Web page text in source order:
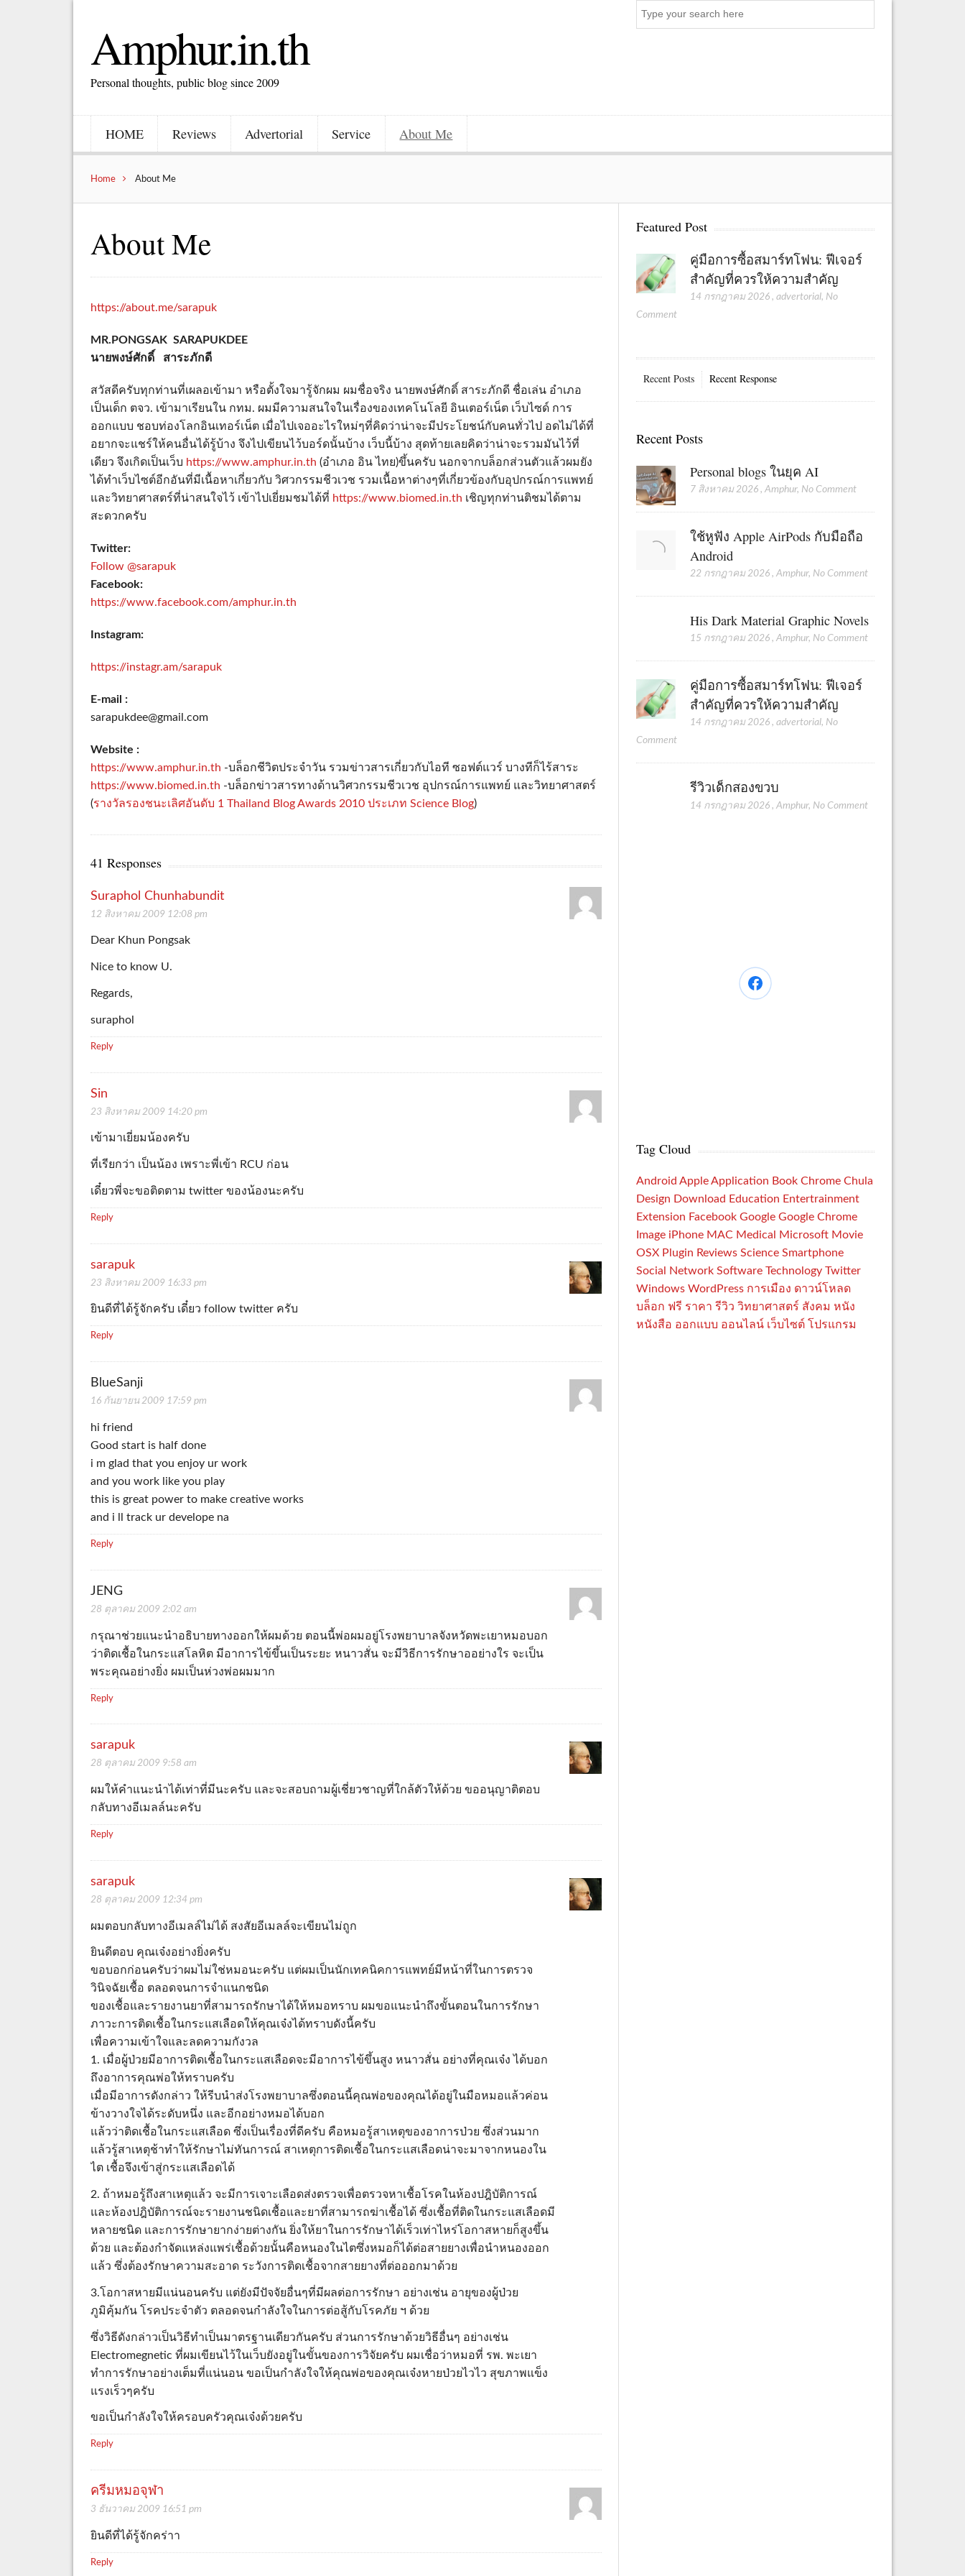
Amphur.in.th
Personal thoughts, public blog since 2009
e
HOME Reviews Advertorial Service About Me
Home About Me
About Me
https://about.me/sarapuk
MR.PONGSAK SARAPUKDEE
นายพงษ์ศักดิ์ สาระภักดี
สวัสดีครับทุกท่านที่เผลอเข้ามา หรือตั้งใจมารู้จักผม ผมชื่อจริง นายพงษ์ศักดิ์ สาระภักดี ชื่อเล่น อำเภอ
เป็นเด็ก ตจว. เข้ามาเรียนใน กทม. ผมมีความสนใจในเรื่องของเทคโนโลยี อินเตอร์เน็ต เว็บไซด์ การ
ออกแบบ ชอบท่องโลกอินเทอร์เน็ต เมื่อไปเจออะไรใหม่ๆที่คิดว่าน่าจะมีประโยชน์กับคนทั่วไป อดไม่ได้ที่
อยากจะแชร์ให้คนอื่นได้รู้บ้าง จึงไปเขียนไว้บอร์ดนั้นบ้าง เว็บนี้บ้าง สุดท้ายเลยคิดว่าน่าจะรวมมันไว้ที่
เดียว จึงเกิดเป็นเว็บ https://www.amphur.in.th (อำเภอ อิน ไทย)ขึ้นครับ นอกจากบล็อกส่วนตัวแล้วผมยัง
ได้ทำเว็บไซต์อีกอันที่มีเนื้อหาเกี่ยวกับ วิศวกรรมชีวเวช รวมเนื้อหาต่างๆที่เกี่ยวข้องกับอุปกรณ์การแพทย์
และวิทยาศาสตร์ที่น่าสนใจไว้ เข้าไปเยี่ยมชมได้ที่ https://www.biomed.in.th เชิญทุกท่านติชมได้ตาม
สะดวกครับ
Twitter:
Follow @sarapuk
Facebook:
https://www.facebook.com/amphur.in.th
Instagram:
https://instagr.am/sarapuk
E-mail :
sarapukdee@gmail.com
Website :
https://www.amphur.in.th -บล็อกชีวิตประจำวัน รวมข่าวสารเกี่ยวกับไอที ซอฟต์แวร์ บางทีก็ไร้สาระ
https://www.biomed.in.th -บล็อกข่าวสารทางด้านวิศวกรรมชีวเวช อุปกรณ์การแพทย์ และวิทยาศาสตร์
(รางวัลรองชนะเลิศอันดับ 1 Thailand Blog Awards 2010 ประเภท Science Blog)
41 Responses
Suraphol Chunhabundit
12 สิงหาคม 2009 12:08 pm
Dear Khun Pongsak
Nice to know U.
Regards,
suraphol
Reply
Sin
23 สิงหาคม 2009 14:20 pm
เข้ามาเยี่ยมน้องครับ
ที่เรียกว่า เป็นน้อง เพราะพี่เข้า RCU ก่อน
เดี๋ยวพี่จะขอติดตาม twitter ของน้องนะครับ
Reply
sarapuk
23 สิงหาคม 2009 16:33 pm
ยินดีที่ได้รู้จักครับ เดี๋ยว follow twitter ครับ
Reply
BlueSanji
16 กันยายน 2009 17:59 pm
hi friend
Good start is half done
i m glad that you enjoy ur work
and you work like you play
this is great power to make creative works
and i ll track ur develope na
Reply
JENG
28 ตุลาคม 2009 2:02 am
กรุณาช่วยแนะนำอธิบายทางออกให้ผมด้วย ตอนนี้พ่อผมอยู่โรงพยาบาลจังหวัดพะเยาหมอบอก
ว่าติดเชื้อในกระแสโลหิต มีอาการไข้ขึ้นเป็นระยะ หนาวสั่น จะมีวิธีการรักษาออย่างใร จะเป็น
พระคุณอย่างยิ่ง ผมเป็นห่วงพ่อผมมาก
Reply
sarapuk
28 ตุลาคม 2009 9:58 am
ผมให้คำแนะนำได้เท่าที่มีนะครับ และจะสอบถามผู้เชี่ยวชาญที่ใกล้ตัวให้ด้วย ขออนุญาติตอบ
กลับทางอีเมลล์นะครับ
Reply
sarapuk
28 ตุลาคม 2009 12:34 pm
ผมตอบกลับทางอีเมลล์ไม่ได้ สงสัยอีเมลล์จะเขียนไม่ถูก
ยินดีตอบ คุณเจ๋งอย่างยิ่งครับ
ขอบอกก่อนครับว่าผมไม่ใช่หมอนะครับ แต่ผมเป็นนักเทคนิคการแพทย์มีหน้าที่ในการตรวจ
วินิจฉัยเชื้อ ตลอดจนการจำแนกชนิด
ของเชื้อและรายงานยาที่สามารถรักษาได้ให้หมอทราบ ผมขอแนะนำถึงขั้นตอนในการรักษา
ภาวะการติดเชื้อในกระแสเลือดให้คุณเจ๋งได้ทราบดังนี้ครับ
เพื่อความเข้าใจและลดความกังวล
1. เมื่อผู้ป่วยมีอาการติดเชื้อในกระแสเลือดจะมีอาการไข้ขึ้นสูง หนาวสั่น อย่างที่คุณเจ๋ง ได้บอก
ถึงอาการคุณพ่อให้ทราบครับ
เมื่อมีอาการดังกล่าว ให้รีบนำส่งโรงพยาบาลซึ่งตอนนี้คุณพ่อของคุณได้อยู่ในมือหมอแล้วค่อน
ข้างวางใจได้ระดับหนึ่ง และอีกอย่างหมอได้บอก
แล้วว่าติดเชื้อในกระแสเลือด ซึ่งเป็นเรื่องที่ดีครับ คือหมอรู้สาเหตุของอาการป่วย ซึ่งส่วนมาก
แล้วรู้สาเหตุช้าทำให้รักษาไม่ทันการณ์ สาเหตุการติดเชื้อในกระแสเลือดน่าจะมาจากหนองใน
ไต เชื้อจึงเข้าสู่กระแสเลือดได้
2. ถ้าหมอรู้ถึงสาเหตุแล้ว จะมีการเจาะเลือดส่งตรวจเพื่อตรวจหาเชื้อโรคในห้องปฎิบัติการณ์
และห้องปฎิบัติการณ์จะรายงานชนิดเชื้อและยาที่สามารถฆ่าเชื้อได้ ซึ่งเชื้อที่ติดในกระแสเลือดมี
หลายชนิด และการรักษายากง่ายต่างกัน ยิ่งให้ยาในการรักษาได้เร็วเท่าไหร่โอกาสหายก็สูงขึ้น
ด้วย และต้องกำจัดแหล่งแพร่เชื้อด้วยนั้นคือหนองในไตซึ่งหมอก็ได้ต่อสายยางเพื่อนำหนองออก
แล้ว ซึ่งต้องรักษาความสะอาด ระวังการติดเชื้อจากสายยางที่ต่อออกมาด้วย
3.โอกาสหายมีแน่นอนครับ แต่ยังมีปัจจัยอื่นๆที่มีผลต่อการรักษา อย่างเช่น อายุของผู้ป่วย
ภูมิคุ้มกัน โรคประจำตัว ตลอดจนกำลังใจในการต่อสู้กับโรคภัย ฯ ด้วย
ซึ่งวิธีดังกล่าวเป็นวิธีทำเป็นมาตรฐานเดียวกันครับ ส่วนการรักษาด้วยวิธีอื่นๆ อย่างเช่น
Electromegnetic ที่ผมเขียนไว้ในเว็บยังอยู่ในขั้นของการวิจัยครับ ผมเชื่อว่าหมอที่ รพ. พะเยา
ทำการรักษาอย่างเต็มที่แน่นอน ขอเป็นกำลังใจให้คุณพ่อของคุณเจ๋งหายป่วยไวไว สุขภาพแข็ง
แรงเร็วๆครับ
ขอเป็นกำลังใจให้ครอบครัวคุณเจ๋งด้วยครับ
Reply
ครีมหมอจุฬา
3 ธันวาคม 2009 16:51 pm
ยินดีที่ได้รู้จักคร่าา
Reply
Featured Post
คู่มือการซื้อสมาร์ทโฟน: ฟีเจอร์
สำคัญที่ควรให้ความสำคัญ
14 กรกฎาคม 2026 ,advertorial, No
Comment
Recent Posts Recent Response
Recent Posts
Personal blogs ในยุค AI
7 สิงหาคม 2026 ,Amphur, No Comment
ใช้หูฟัง Apple AirPods กับมือถือ
Android
22 กรกฎาคม 2026 ,Amphur, No Comment
His Dark Material Graphic Novels
15 กรกฎาคม 2026 ,Amphur, No Comment
คู่มือการซื้อสมาร์ทโฟน: ฟีเจอร์
สำคัญที่ควรให้ความสำคัญ
14 กรกฎาคม 2026 ,advertorial, No
Comment
รีวิวเด็กสองขวบ
14 กรกฎาคม 2026 ,Amphur, No Comment
Tag Cloud
Android Apple Application Book Chrome Chula
Design Download Education Entertrainment
Extension Facebook Google Google Chrome
Image iPhone MAC Medical Microsoft Movie
OSX Plugin Reviews Science Smartphone
Social Network Software Technology Twitter
Windows WordPress การเมือง ดาวน์โหลด
บล็อก ฟรี ราคา รีวิว วิทยาศาสตร์ สังคม หนัง
หนังสือ ออกแบบ ออนไลน์ เว็บไซต์ โปรแกรม